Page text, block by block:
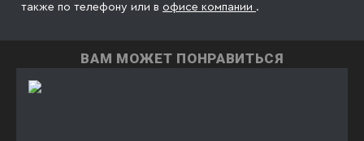
также по телефону или в офисе компании .
ВАМ МОЖЕТ ПОНРАВИТЬСЯ